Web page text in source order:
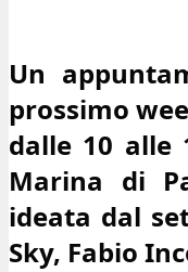
Un
prossimo
dalle 10 alle
Marina di
ideata dal
Sky, Fabio